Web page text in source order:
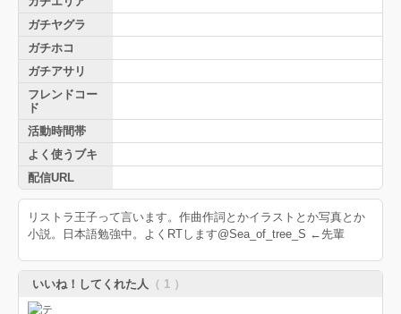
ガチヤグラ
ガチホコ
ガチアサリ
フレンドコー
ド
活動時間帯
よく使うブキ
配信URL
リストラ王子って言います。作曲作詞とかイラストとか写真とか
小説。日本語勉強中。よくRTします@Sea_of_tree_S ←先輩
いいね！してくれた人 （ 1 ）